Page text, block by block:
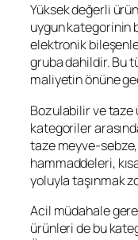
Yüksek değerli
uygun kategorinin
elektronik
gruba dahildir. Bu
maliyetin önüne
Bozulabilir ve
kategoriler
taze meyve-
hammaddeleri,
yoluyla taşınmak
Acil müdahale
ürünleri de bu